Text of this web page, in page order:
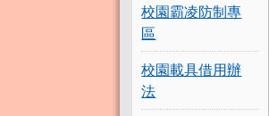
校園霸凌防制專
區
校園載具借用辦
法